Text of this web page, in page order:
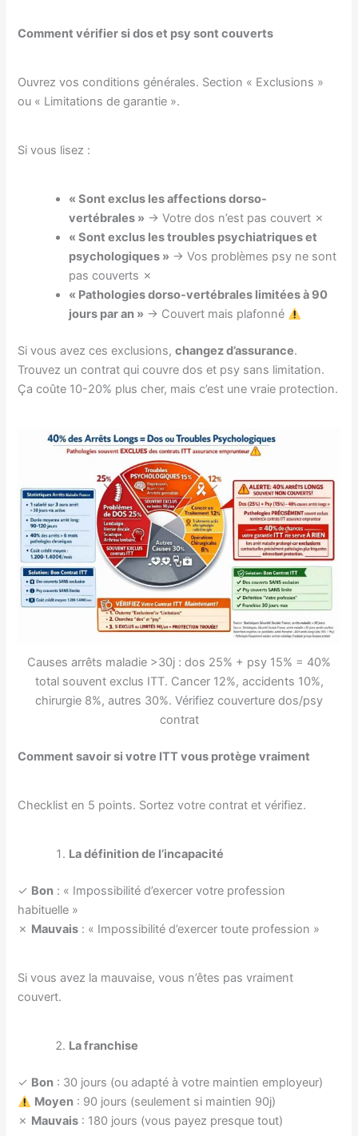
Comment vérifier si dos et psy sont couverts
Ouvrez vos conditions générales. Section « Exclusions »
ou « Limitations de garantie ».
Si vous lisez :
« Sont exclus les affections dorso-
vertébrales » → Votre dos n’est pas couvert ✗
« Sont exclus les troubles psychiatriques et
psychologiques » → Vos problèmes psy ne sont
pas couverts ✗
« Pathologies dorso-vertébrales limitées à 90
jours par an » → Couvert mais plafonné
Si vous avez ces exclusions,changez d’assurance.
Trouvez un contrat qui couvre dos et psy sans limitation.
Ça coûte 10-20% plus cher, mais c’est une vraie protection.
Causes arrêts maladie >30j : dos 25% + psy 15% = 40%
total souvent exclus ITT. Cancer 12%, accidents 10%,
chirurgie 8%, autres 30%. Vérifiez couverture dos/psy
contrat
Comment savoir si votre ITT vous protège vraiment
Checklist en 5 points. Sortez votre contrat et vérifiez.
La définition de l’incapacité
✓ Bon : « Impossibilité d’exercer votre profession
habituelle »
✗ Mauvais : « Impossibilité d’exercer toute profession »
Si vous avez la mauvaise, vous n’êtes pas vraiment
couvert.
La franchise
✓ Bon : 30 jours (ou adapté à votre maintien employeur)
Moyen : 90 jours (seulement si maintien 90j)
✗ Mauvais : 180 jours (vous payez presque tout)